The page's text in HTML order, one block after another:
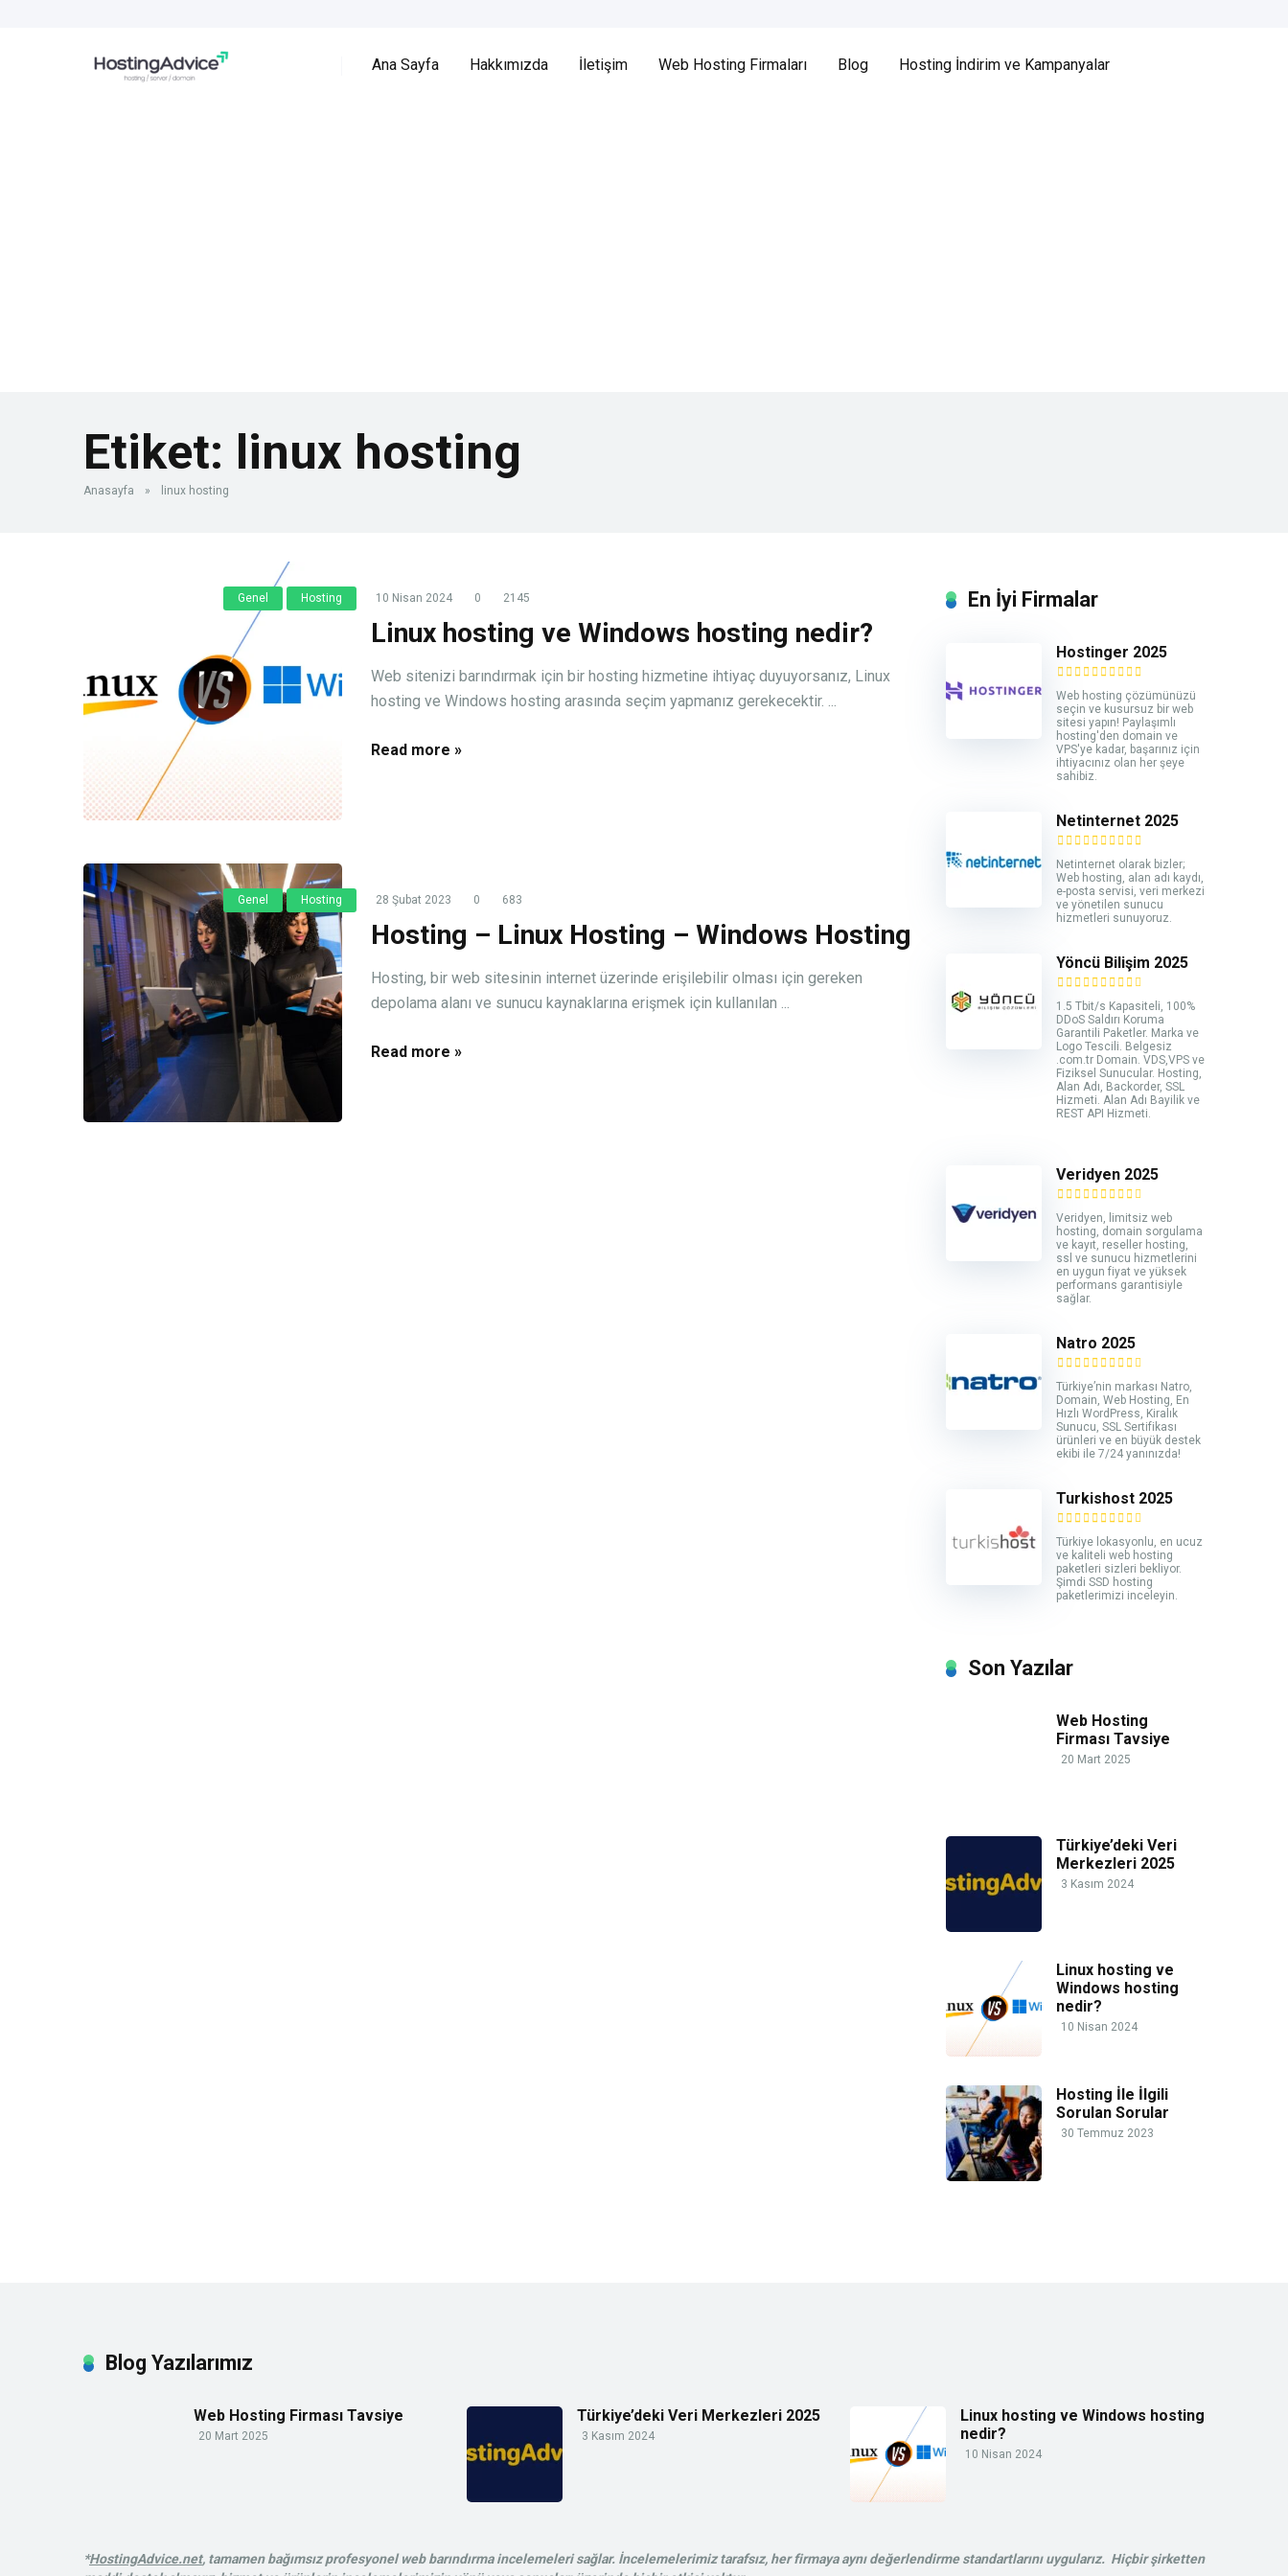
Ana Sayfa Hakkımızda İletişim Web Hosting Firmaları Blog Hosting İndirim ve Kampanyalar
Etiket: linux hosting
Anasayfa » linux hosting
Genel Hosting 10 Nisan 2024 0 2145
Linux hosting ve Windows hosting nedir?
Web sitenizi barındırmak için bir hosting hizmetine ihtiyaç duyuyorsanız, Linux
hosting ve Windows hosting arasında seçim yapmanız gerekecektir. ...
Read more »
Genel Hosting 28 Şubat 2023 0 683
Hosting – Linux Hosting – Windows Hosting
Hosting, bir web sitesinin internet üzerinde erişilebilir olması için gereken
depolama alanı ve sunucu kaynaklarına erişmek için kullanılan ...
Read more »
En İyi Firmalar
Hostinger 2025
Web hosting çözümünüzü
seçin ve kusursuz bir web
sitesi yapın! Paylaşımlı
hosting'den domain ve
VPS'ye kadar, başarınız için
ihtiyacınız olan her şeye
sahibiz.
Netinternet 2025
Netinternet olarak bizler;
Web hosting, alan adı kaydı,
e-posta servisi, veri merkezi
ve yönetilen sunucu
hizmetleri sunuyoruz.
Yöncü Bilişim 2025
1.5 Tbit/s Kapasiteli, 100%
DDoS Saldırı Koruma
Garantili Paketler. Marka ve
Logo Tescili. Belgesiz
.com.tr Domain. VDS,VPS ve
Fiziksel Sunucular. Hosting,
Alan Adı, Backorder, SSL
Hizmeti. Alan Adı Bayilik ve
REST API Hizmeti.
Veridyen 2025
Veridyen, limitsiz web
hosting, domain sorgulama
ve kayıt, reseller hosting,
ssl ve sunucu hizmetlerini
en uygun fiyat ve yüksek
performans garantisiyle
sağlar.
Natro 2025
Türkiye’nin markası Natro,
Domain, Web Hosting, En
Hızlı WordPress, Kiralık
Sunucu, SSL Sertifikası
ürünleri ve en büyük destek
ekibi ile 7/24 yanınızda!
Turkishost 2025
Türkiye lokasyonlu, en ucuz
ve kaliteli web hosting
paketleri sizleri bekliyor.
Şimdi SSD hosting
paketlerimizi inceleyin.
Son Yazılar
Web Hosting
Firması Tavsiye
20 Mart 2025
Türkiye’deki Veri
Merkezleri 2025
3 Kasım 2024
Linux hosting ve
Windows hosting
nedir?
10 Nisan 2024
Hosting İle İlgili
Sorulan Sorular
30 Temmuz 2023
Blog Yazılarımız
Web Hosting Firması Tavsiye
20 Mart 2025
Türkiye’deki Veri Merkezleri 2025
3 Kasım 2024
Linux hosting ve Windows hosting
nedir?
10 Nisan 2024
*HostingAdvice.net, tamamen bağımsız profesyonel web barındırma incelemeleri sağlar. İncelemelerimiz tarafsız, her firmaya aynı değerlendirme standartlarını uygularız. Hiçbir şirketten